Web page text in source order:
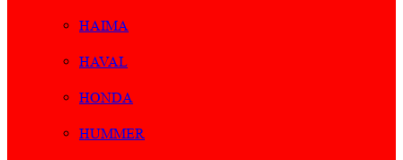
HAIMA
HAVAL
HONDA
HUMMER